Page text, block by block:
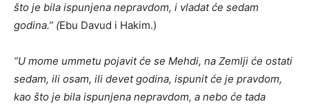
što je bila ispunjena nepravdom, i vladat će sedam
godina.” (Ebu Davud i Hakim.)
“U mome ummetu pojavit će se Mehdi, na Zemlji će ostati
sedam, ili osam, ili devet godina, ispunit će je pravdom,
kao što je bila ispunjena nepravdom, a nebo će tada